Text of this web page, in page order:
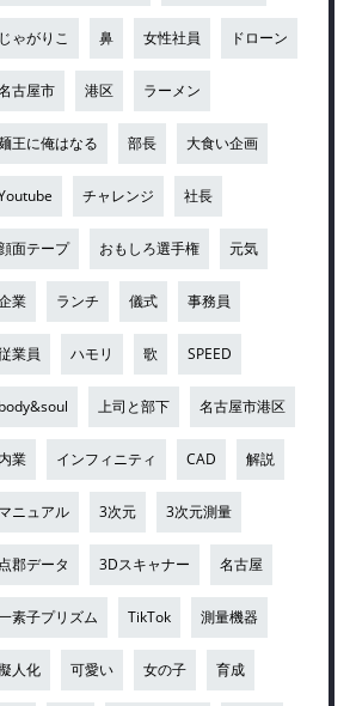
じゃがりこ 鼻 女性社員 ドローン
古屋市 港区 ラーメン
王に俺はなる 部長 大食い企画
チャレンジ 社長
顔面テープ おもしろ選手権 元気
業 ランチ 儀式 事務員
業員 ハモリ 歌 SPEED
body&soul 上司と部下 名古屋市港区
内業 インフィニティ CAD 解説
マニュアル 3次元 3次元測量
点郡データ 3Dスキャナー 名古屋
素子プリズム TikTok 測量機器
人化 可愛い 女の子 育成